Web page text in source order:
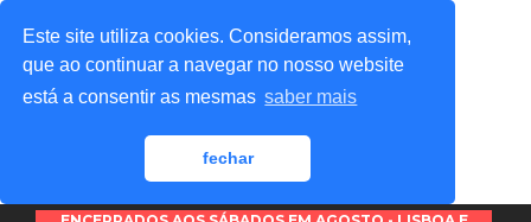
Este site utiliza cookies. Consideramos assim,
que ao continuar a navegar no nosso website
está a consentir as mesmas saber mais
fechar